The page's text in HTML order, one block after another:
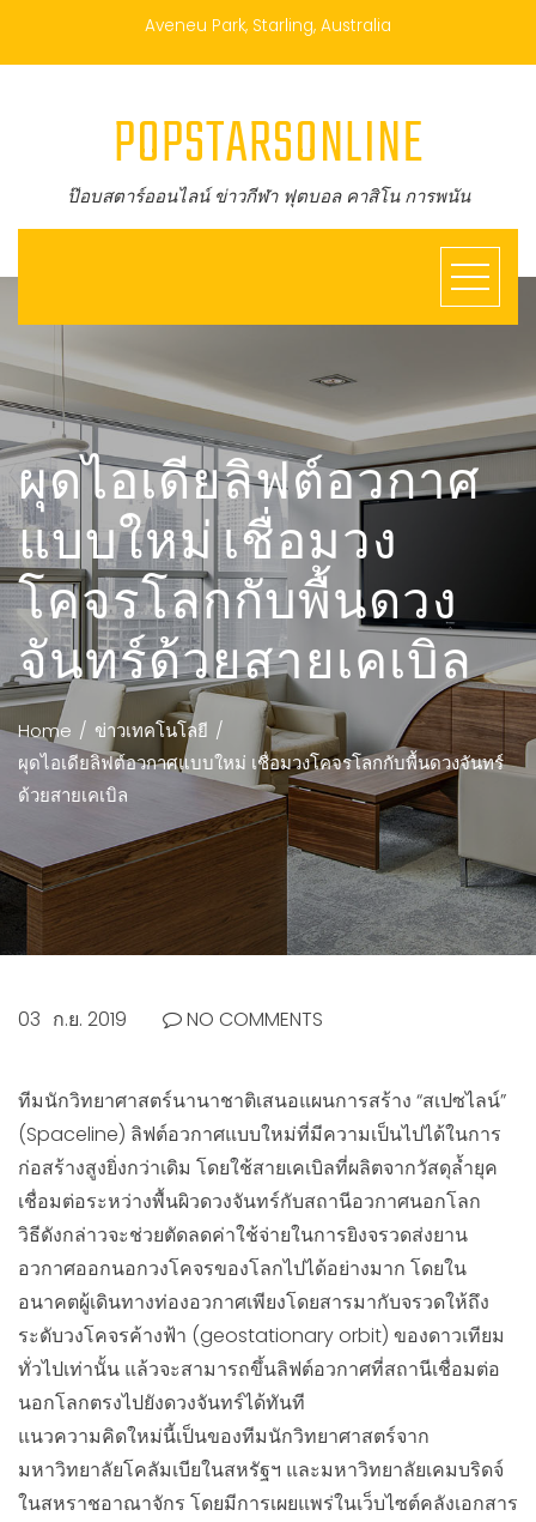
Aveneu Park, Starling, Australia
POPSTARSONLINE
ป๊อบสตาร์ออนไลน์ ข่าวกีฬา ฟุตบอล คาสิโน การพนัน
ผุดไอเดียลิฟต์อวกาศ
แบบใหม่ เชื่อมวง
โคจรโลกกับพื้นดวง
จันทร์ด้วยสายเคเบิล
Home
ข่าวเทคโนโลยี
ผุดไอเดียลิฟต์อวกาศแบบใหม่ เชื่อมวงโคจรโลกกับพื้นดวงจันทร์
ด้วยสายเคเบิล
03 ก.ย. 2019 NO COMMENTS
ทีมนักวิทยาศาสตร์นานาชาติเสนอแผนการสร้าง “สเปซไลน์”
(Spaceline) ลิฟต์อวกาศแบบใหม่ที่มีความเป็นไปได้ในการ
ก่อสร้างสูงยิ่งกว่าเดิม โดยใช้สายเคเบิลที่ผลิตจากวัสดุล้ำยุค
เชื่อมต่อระหว่างพื้นผิวดวงจันทร์กับสถานีอวกาศนอกโลก
วิธีดังกล่าวจะช่วยตัดลดค่าใช้จ่ายในการยิงจรวดส่งยาน
อวกาศออกนอกวงโคจรของโลกไปได้อย่างมาก โดยใน
อนาคตผู้เดินทางท่องอวกาศเพียงโดยสารมากับจรวดให้ถึง
ระดับวงโคจรค้างฟ้า (geostationary orbit) ของดาวเทียม
ทั่วไปเท่านั้น แล้วจะสามารถขึ้นลิฟต์อวกาศที่สถานีเชื่อมต่อ
นอกโลกตรงไปยังดวงจันทร์ได้ทันที
แนวความคิดใหม่นี้เป็นของทีมนักวิทยาศาสตร์จาก
มหาวิทยาลัยโคลัมเบียในสหรัฐฯ และมหาวิทยาลัยเคมบริดจ์
ในสหราชอาณาจักร โดยมีการเผยแพร่ในเว็บไซต์คลังเอกสาร